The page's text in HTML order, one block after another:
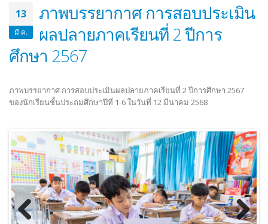
13
มี.ค.
ภาพบรรยากาศ การสอบประเมิน
ผลปลายภาคเรียนที่ 2 ปีการ
ศึกษา 2567
ภาพบรรยากาศ การสอบประเมินผลปลายภาคเรียนที่ 2 ปีการศึกษา 2567
ของนักเรียนชั้นประถมศึกษาปีที่ 1-6 ในวันที่ 12 มีนาคม 2568